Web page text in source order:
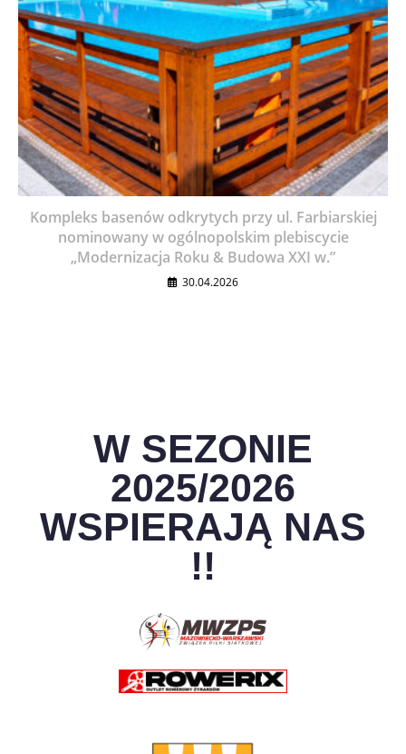
Kompleks basenów odkrytych przy ul. Farbiarskiej
nominowany w ogólnopolskim plebiscycie
„Modernizacja Roku & Budowa XXI w.”
30.04.2026
W SEZONIE
2025/2026
WSPIERAJĄ NAS
!!